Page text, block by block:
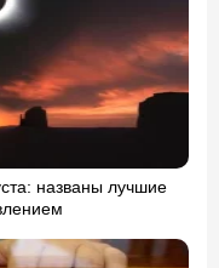
названы лучшие